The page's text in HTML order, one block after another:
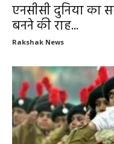
एनसीसी दुनिया का
बनने की राह...
Rakshak News